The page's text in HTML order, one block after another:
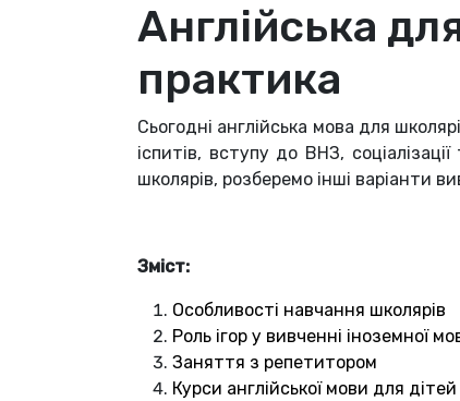
Англійська
практика
Сьогодні англійська мова для
іспитів, вступу до ВНЗ,
школярів, розберемо інші варіанти
Зміст:
Особливості навчання школярів
Роль ігор у вивченні іноземної
Заняття з репетитором
Курси англійської мови для